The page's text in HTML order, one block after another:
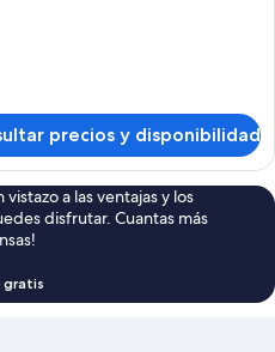
precios y disponibilidad
a las ventajas y los
disfrutar. Cuantas más
gratis